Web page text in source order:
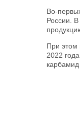
Во-
России.
При этом
2022